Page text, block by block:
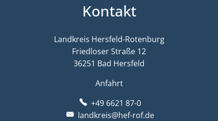
Kontakt
Landkreis Hersfeld-Rotenburg
Friedloser Straße 12
36251 Bad Hersfeld
Anfahrt
+49 6621 87-0
landkreis@hef-rof.de